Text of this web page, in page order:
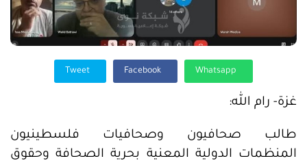
غزة- رام الله:
طالب صحافيون وصحافيات فلسطينيون
المنظمات الدولية المعنية بحرية الصحافة وحقوق